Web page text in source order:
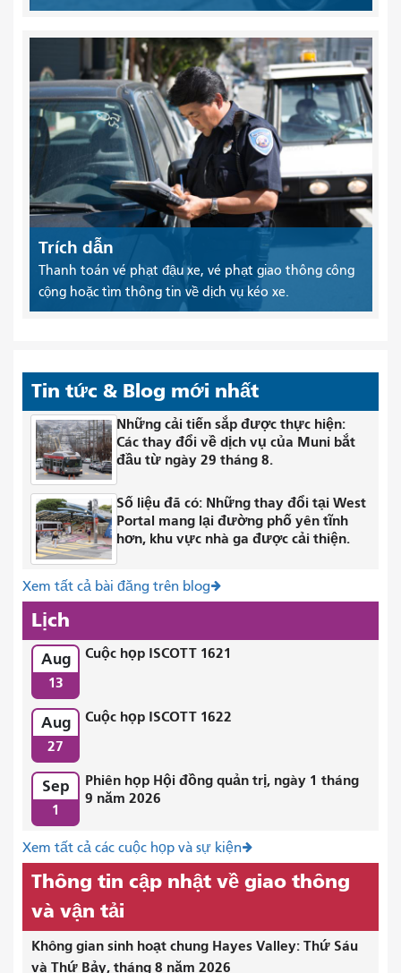
Trích dẫn
Thanh toán vé phạt đậu xe, vé phạt giao thông công
cộng hoặc tìm thông tin về dịch vụ kéo xe.
Tin tức & Blog mới nhất
Những cải tiến sắp được thực hiện:
Các thay đổi về dịch vụ của Muni bắt
đầu từ ngày 29 tháng 8.
Số liệu đã có: Những thay đổi tại West
Portal mang lại đường phố yên tĩnh
hơn, khu vực nhà ga được cải thiện.
Xem tất cả bài đăng trên blog
Lịch
Aug
13
Cuộc họp ISCOTT 1621
Aug
27
Cuộc họp ISCOTT 1622
Sep
1
Phiên họp Hội đồng quản trị, ngày 1 tháng
9 năm 2026
Xem tất cả các cuộc họp và sự kiện
Thông tin cập nhật về giao thông
và vận tải
Không gian sinh hoạt chung Hayes Valley: Thứ Sáu
và Thứ Bảy, tháng 8 năm 2026